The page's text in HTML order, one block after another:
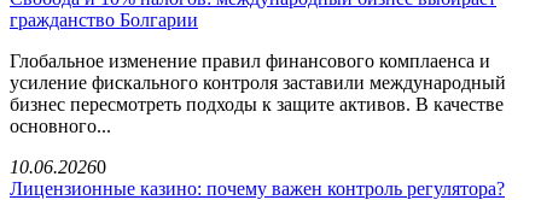
гражданство Болгарии
Глобальное изменение правил финансового комплаенса и
усиление фискального контроля заставили международный
бизнес пересмотреть подходы к защите активов. В качестве
основного...
10.06.20260
Лицензионные казино: почему важен контроль регулятора?